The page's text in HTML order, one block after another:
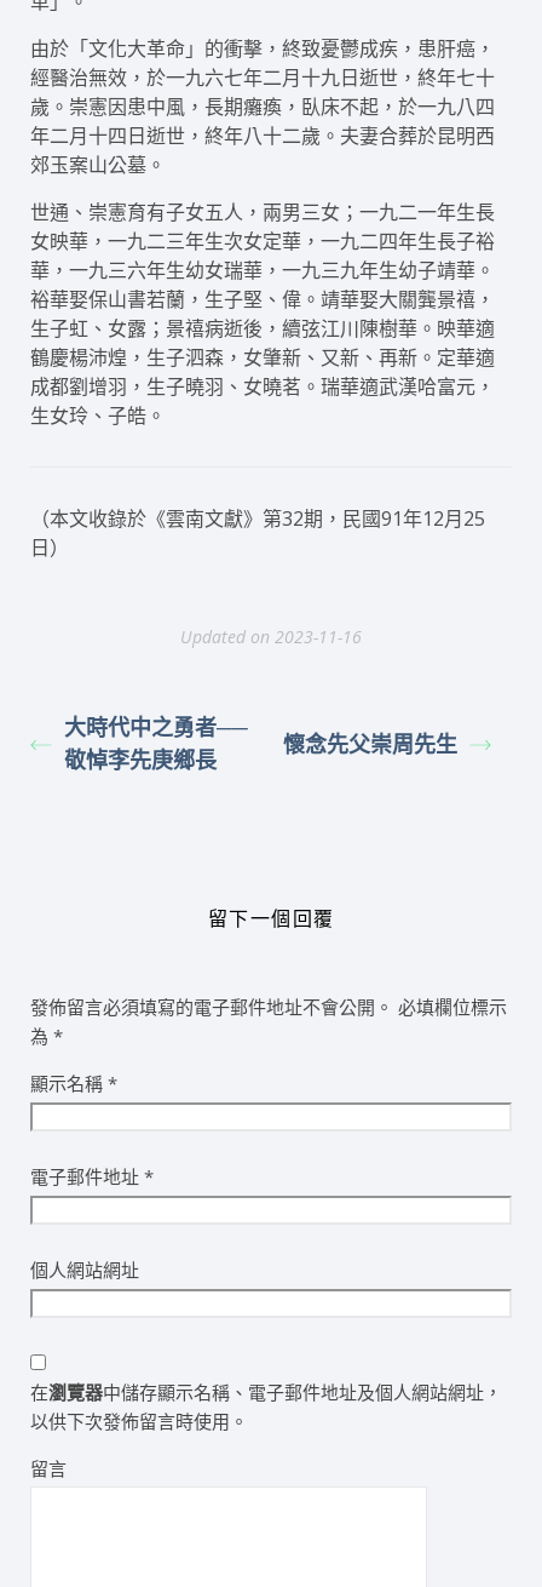
由於「文化大革命」的衝擊，終致憂鬱成疾，患肝癌，
經醫治無效，於一九六七年二月十九日逝世，終年七十
歲。崇憲因患中風，長期癱瘓，臥床不起，於一九八四
年二月十四日逝世，終年八十二歲。夫妻合葬於昆明西
郊玉案山公墓。
世通、崇憲育有子女五人，兩男三女；一九二一年生長
女映華，一九二三年生次女定華，一九二四年生長子裕
華，一九三六年生幼女瑞華，一九三九年生幼子靖華。
裕華娶保山書若蘭，生子堅、偉。靖華娶大關龔景禧，
生子虹、女露；景禧病逝後，續弦江川陳樹華。映華適
鶴慶楊沛煌，生子泗森，女肇新、又新、再新。定華適
成都劉增羽，生子曉羽、女曉茗。瑞華適武漢哈富元，
生女玲、子皓。
（本文收錄於《雲南文獻》第32期，民國91年12月25
日）
Updated on 2023-11-16
大時代中之勇者──
敬悼李先庚鄉長
懷念先父崇周先生
留下一個回覆
發佈留言必須填寫的電子郵件地址不會公開。 必填欄位標示
為 *
顯示名稱 *
電子郵件地址 *
個人網站網址
在瀏覽器中儲存顯示名稱、電子郵件地址及個人網站網址，
以供下次發佈留言時使用。
留言